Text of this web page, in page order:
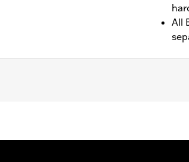
All
su correcta instalación. Los